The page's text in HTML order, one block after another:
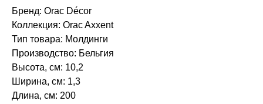
Бренд: Orac Décor
Коллекция: Orac Axxent
Тип товара: Молдинги
Производство: Бельгия
Высота, см: 10,2
Ширина, см: 1,3
Длина, см: 200